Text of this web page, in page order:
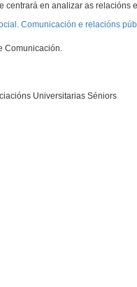
centrará en analizar as
Comunicación e relacións
Comunicación.
Universitarias Séniors